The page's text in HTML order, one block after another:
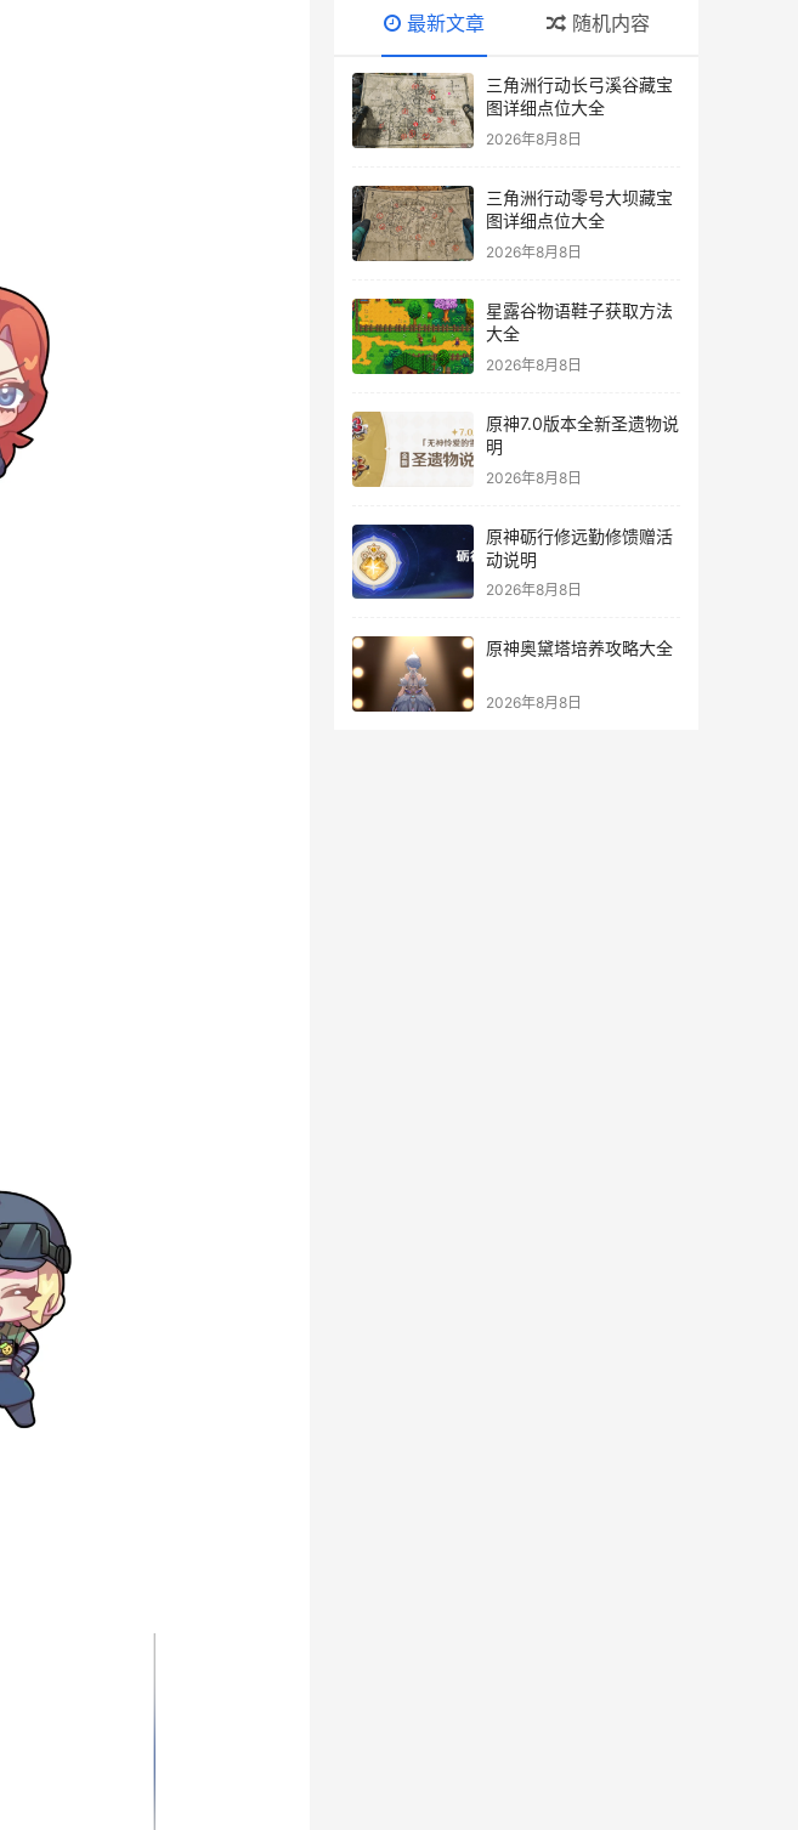
最新文章 随机内容
三角洲行动长弓溪谷藏宝
图详细点位大全
2026年8月8日
三角洲行动零号大坝藏宝
图详细点位大全
2026年8月8日
星露谷物语鞋子获取方法
大全
2026年8月8日
原神7.0版本全新圣遗物说
明
2026年8月8日
原神砺行修远勤修馈赠活
动说明
2026年8月8日
原神奥黛塔培养攻略大全
2026年8月8日